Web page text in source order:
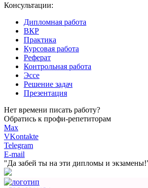
Консультации:
Дипломная работа
ВКР
Практика
Курсовая работа
Реферат
Контрольная работа
Эссе
Решение задач
Презентация
Нет времени писать работу?
Обратись к профи-репетиторам
Max
VKontakte
Telegram
E-mail
"Да забей ты на эти дипломы и